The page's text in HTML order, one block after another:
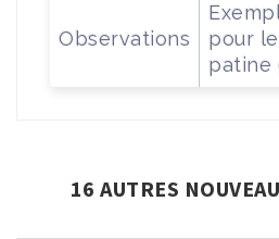
Observations
pour
patine
16 AUTRES